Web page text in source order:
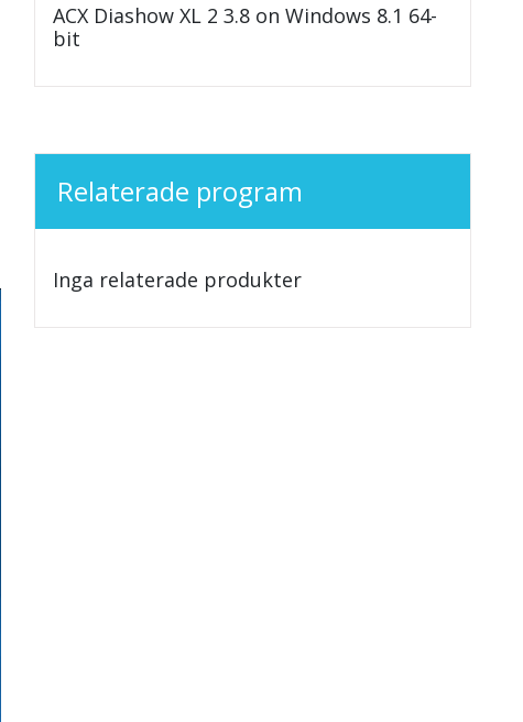
ACX Diashow XL 2 3.8 on Windows 8.1 64-
bit
Relaterade program
Inga relaterade produkter